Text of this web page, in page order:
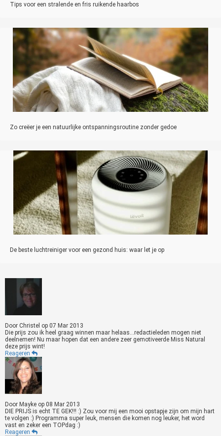
Tips voor een stralende en fris ruikende haarbos
Zo creëer je een natuurlijke ontspanningsroutine zonder gedoe
De beste luchtreiniger voor een gezond huis: waar let je op
Door Christel op 07 Mar 2013
Die prijs zou ik heel graag winnen maar helaas...redactieleden mogen niet
deelnemen! Nu maar hopen dat een andere zeer gemotiveerde Miss Natural
deze prijs wint!
Reageren
Door Mayke op 08 Mar 2013
DIE PRIJS is echt TE GEK!!! :) Zou voor mij een mooi opstapje zijn om mijn hart
te volgen :) Programma super leuk, mensen die komen nog leuker, het word
vast en zeker een TOPdag :)
Reageren